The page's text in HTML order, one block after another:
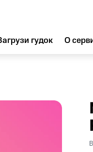
гудок О